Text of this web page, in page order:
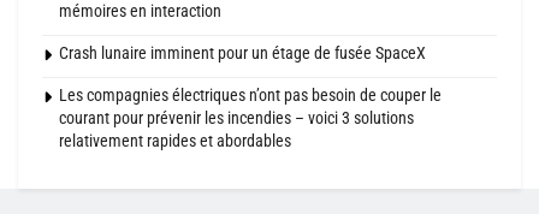
mémoires en interaction
Crash lunaire imminent pour un étage de fusée SpaceX
Les compagnies électriques n’ont pas besoin de couper le
courant pour prévenir les incendies – voici 3 solutions
relativement rapides et abordables